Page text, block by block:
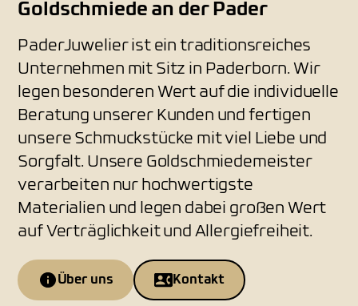
Goldschmiede an der Pader
PaderJuwelier ist ein traditionsreiches
Unternehmen mit Sitz in Paderborn. Wir
legen besonderen Wert auf die individuelle
Beratung unserer Kunden und fertigen
unsere Schmuckstücke mit viel Liebe und
Sorgfalt. Unsere Goldschmiedemeister
verarbeiten nur hochwertigste
Materialien und legen dabei großen Wert
auf Verträglichkeit und Allergiefreiheit.
Über uns Kontakt